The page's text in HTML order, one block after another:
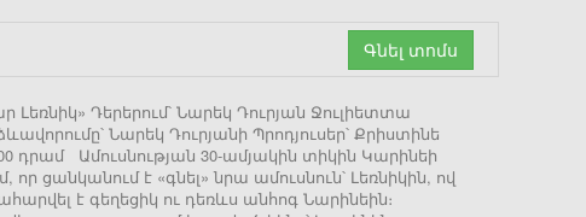
Գնել տոմս
Դերերում՝ Նարեկ Դուրյան Ջուլիետտա
Նարեկ Դուրյանի Պրոդյուսեր՝ Քրիստինե
դրամ Ամուսնության 30-ամյակին տիկին Կարինեի
ցանկանում է «գնել» նրա ամուսնուն՝ Լեռնիկին, ով
է գեղեցիկ ու դեռևս անհոգ Նարինեին։